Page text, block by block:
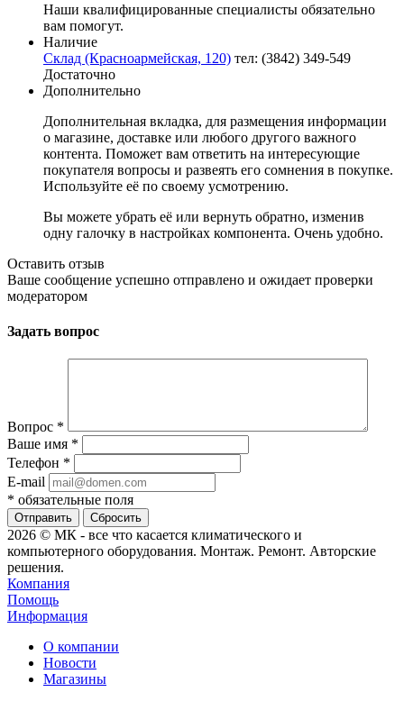
Наши квалифицированные специалисты обязательно
вам помогут.
Наличие
Склад (Красноармейская, 120) тел: (3842) 349-549
Достаточно
Дополнительно
Дополнительная вкладка, для размещения информации
о магазине, доставке или любого другого важного
контента. Поможет вам ответить на интересующие
покупателя вопросы и развеять его сомнения в покупке.
Используйте её по своему усмотрению.
Вы можете убрать её или вернуть обратно, изменив
одну галочку в настройках компонента. Очень удобно.
Оставить отзыв
Ваше сообщение успешно отправлено и ожидает проверки
модератором
Задать вопрос
Вопрос *
Ваше имя *
Телефон *
E-mail
* обязательные поля
Сбросить
2026 © МК - все что касается климатического и
компьютерного оборудования. Монтаж. Ремонт. Авторские
решения.
Компания
Помощь
Информация
О компании
Новости
Магазины